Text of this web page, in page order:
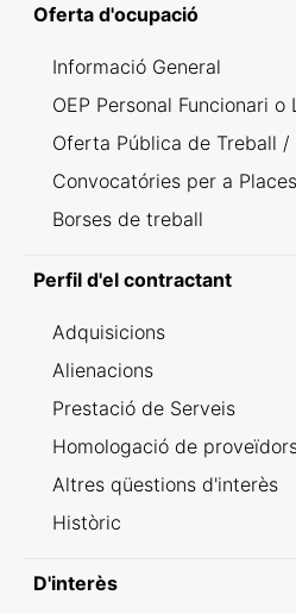
Oferta d'ocupació
Informació General
OEP Personal Funcionari o
Oferta Pública de Treball /
Convocatóries per a
Borses de treball
Perfil d'el contractant
Adquisicions
Alienacions
Prestació de Serveis
Homologació de
Altres qüestions d'interès
Històric
D'interès